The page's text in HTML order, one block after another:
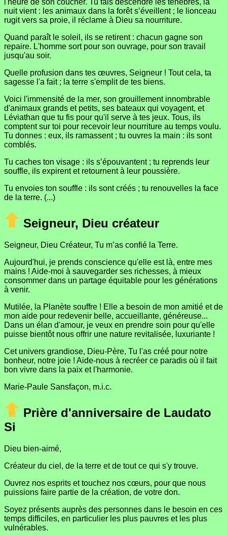
l'heure de son coucher. Tu fais descendre les ténèbres, la
nuit vient : les animaux dans la forêt s’éveillent ; le lionceau
rugit vers sa proie, il réclame à Dieu sa nourriture.
Quand paraît le soleil, ils se retirent : chacun gagne son
repaire. L'homme sort pour son ouvrage, pour son travail
jusqu'au soir.
Quelle profusion dans tes œuvres, Seigneur ! Tout cela, ta
sagesse l'a fait ; la terre s'emplit de tes biens.
Voici l'immensité de la mer, son grouillement innombrable
d'animaux grands et petits, ses bateaux qui voyagent, et
Léviathan que tu fis pour qu'il serve à tes jeux. Tous, ils
comptent sur toi pour recevoir leur nourriture au temps voulu.
Tu donnes : eux, ils ramassent ; tu ouvres la main : ils sont
comblés.
Tu caches ton visage : ils s’épouvantent ; tu reprends leur
souffle, ils expirent et retournent à leur poussière.
Tu envoies ton souffle : ils sont créés ; tu renouvelles la face
de la terre. (...)
Seigneur, Dieu créateur
Seigneur, Dieu Créateur, Tu m’as confié la Terre.
Aujourd'hui, je prends conscience qu'elle est là, entre mes
mains ! Aide-moi à sauvegarder ses richesses, à mieux
consommer dans un partage équitable pour les générations
à venir.
Mutilée, la Planète souffre ! Elle a besoin de mon amitié et de
mon aide pour redevenir belle, accueillante, généreuse...
Dans un élan d'amour, je veux en prendre soin pour qu'elle
puisse bientôt nous offrir une nature revitalisée, luxuriante !
Cet univers grandiose, Dieu-Père, Tu l'as créé pour notre
bonheur, notre joie ! Aide-nous à recréer ce paradis où il fait
bon vivre dans la paix et l'harmonie.
Marie-Paule Sansfaçon, m.i.c.
Prière d'anniversaire de Laudato
Si
Dieu bien-aimé,
Créateur du ciel, de la terre et de tout ce qui s'y trouve.
Ouvrez nos esprits et touchez nos cœurs, pour que nous
puissions faire partie de la création, de votre don.
Soyez présents auprès des personnes dans le besoin en ces
temps difficiles, en particulier les plus pauvres et les plus
vulnérables.